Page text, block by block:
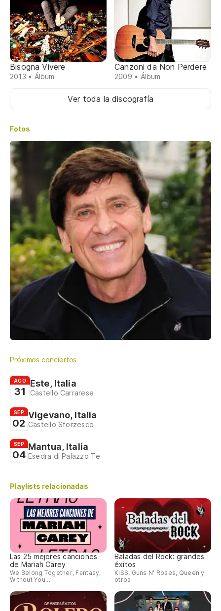
Bisogna Vivere
2013 • Álbum
Canzoni da Non Perdere
2009 • Álbum
Ver toda la discografía
Fotos
Próximos conciertos
AGO
31
Este, Italia
Castello Carrarese
SEP
02
Vigevano, Italia
Castello Sforzesco
SEP
04
Mantua, Italia
Esedra di Palazzo Te
Playlists relacionadas
Las 25 mejores canciones
de Mariah Carey
We Belong Together, Fantasy,
Without You...
Baladas del Rock: grandes
éxitos
KISS, Guns N' Roses, Queen y
otros